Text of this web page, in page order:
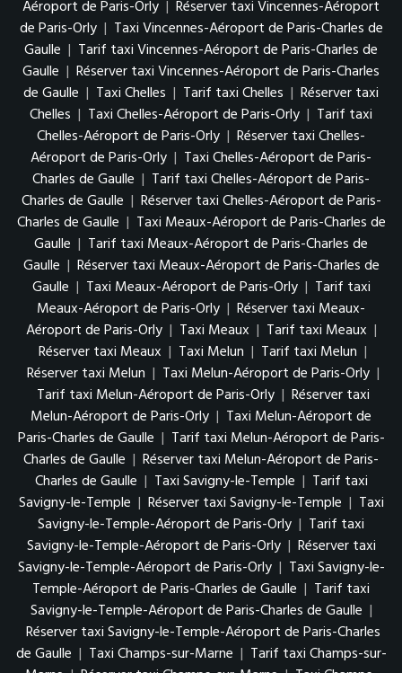
Aéroport de Paris-Orly | Réserver taxi Vincennes-Aéroport
de Paris-Orly | Taxi Vincennes-Aéroport de Paris-Charles de
Gaulle | Tarif taxi Vincennes-Aéroport de Paris-Charles de
Gaulle | Réserver taxi Vincennes-Aéroport de Paris-Charles
de Gaulle | Taxi Chelles | Tarif taxi Chelles | Réserver taxi
Chelles | Taxi Chelles-Aéroport de Paris-Orly | Tarif taxi
Chelles-Aéroport de Paris-Orly | Réserver taxi Chelles-
Aéroport de Paris-Orly | Taxi Chelles-Aéroport de Paris-
Charles de Gaulle | Tarif taxi Chelles-Aéroport de Paris-
Charles de Gaulle | Réserver taxi Chelles-Aéroport de Paris-
Charles de Gaulle | Taxi Meaux-Aéroport de Paris-Charles de
Gaulle | Tarif taxi Meaux-Aéroport de Paris-Charles de
Gaulle | Réserver taxi Meaux-Aéroport de Paris-Charles de
Gaulle | Taxi Meaux-Aéroport de Paris-Orly | Tarif taxi
Meaux-Aéroport de Paris-Orly | Réserver taxi Meaux-
Aéroport de Paris-Orly | Taxi Meaux | Tarif taxi Meaux |
Réserver taxi Meaux | Taxi Melun | Tarif taxi Melun |
Réserver taxi Melun | Taxi Melun-Aéroport de Paris-Orly |
Tarif taxi Melun-Aéroport de Paris-Orly | Réserver taxi
Melun-Aéroport de Paris-Orly | Taxi Melun-Aéroport de
Paris-Charles de Gaulle | Tarif taxi Melun-Aéroport de Paris-
Charles de Gaulle | Réserver taxi Melun-Aéroport de Paris-
Charles de Gaulle | Taxi Savigny-le-Temple | Tarif taxi
Savigny-le-Temple | Réserver taxi Savigny-le-Temple | Taxi
Savigny-le-Temple-Aéroport de Paris-Orly | Tarif taxi
Savigny-le-Temple-Aéroport de Paris-Orly | Réserver taxi
Savigny-le-Temple-Aéroport de Paris-Orly | Taxi Savigny-le-
Temple-Aéroport de Paris-Charles de Gaulle | Tarif taxi
Savigny-le-Temple-Aéroport de Paris-Charles de Gaulle |
Réserver taxi Savigny-le-Temple-Aéroport de Paris-Charles
de Gaulle | Taxi Champs-sur-Marne | Tarif taxi Champs-sur-